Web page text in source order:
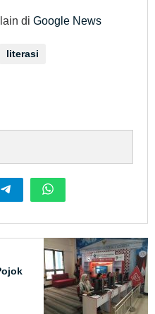
di Google News
literasi